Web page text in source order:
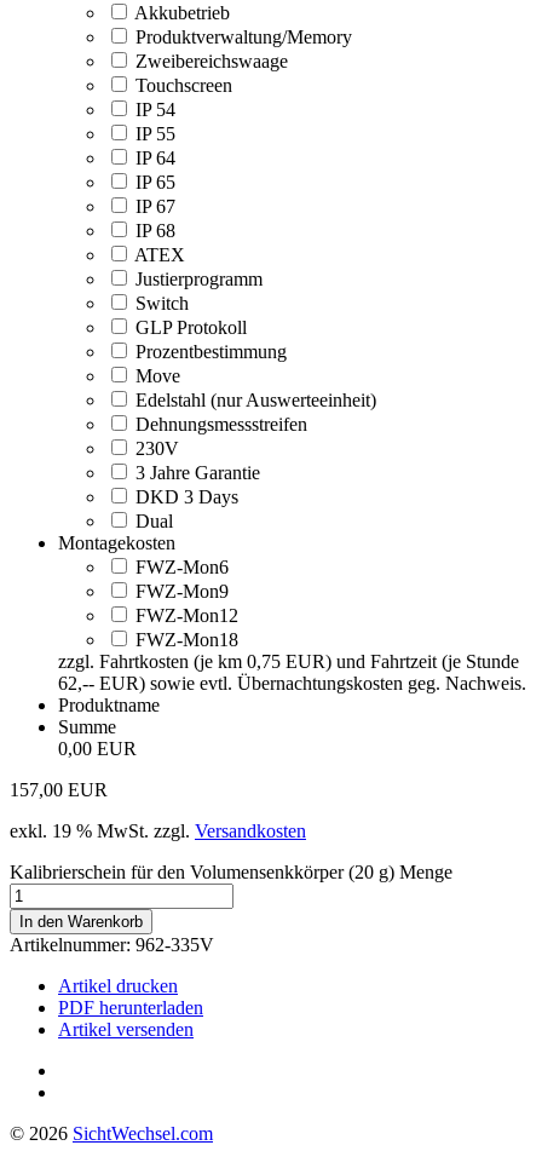
Akkubetrieb
Produktverwaltung/Memory
Zweibereichswaage
Touchscreen
IP 54
IP 55
IP 64
IP 65
IP 67
IP 68
ATEX
Justierprogramm
Switch
GLP Protokoll
Prozentbestimmung
Move
Edelstahl (nur Auswerteeinheit)
Dehnungsmessstreifen
230V
3 Jahre Garantie
DKD 3 Days
Dual
Montagekosten
FWZ-Mon6
FWZ-Mon9
FWZ-Mon12
FWZ-Mon18
zzgl. Fahrtkosten (je km 0,75 EUR) und Fahrtzeit (je Stunde
62,-- EUR) sowie evtl. Übernachtungskosten geg. Nachweis.
Produktname
Summe
0,00 EUR
157,00 EUR
exkl. 19 % MwSt. zzgl. Versandkosten
Kalibrierschein für den Volumensenkkörper (20 g) Menge
In den Warenkorb
Artikelnummer: 962-335V
Artikel drucken
PDF herunterladen
Artikel versenden
© 2026 SichtWechsel.com